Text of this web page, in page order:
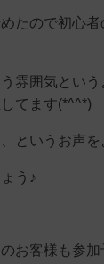
たので初心
雰囲気とい
てます(*^^*)
というお声
う♪
お客様も参